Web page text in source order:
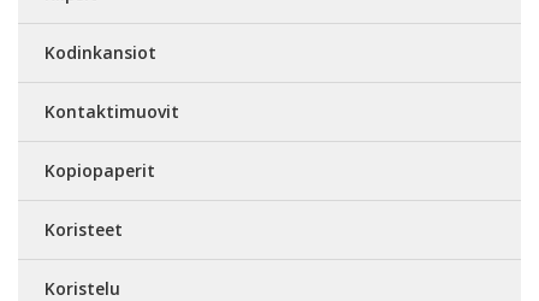
Kodinkansiot
Kontaktimuovit
Kopiopaperit
Koristeet
Koristelu